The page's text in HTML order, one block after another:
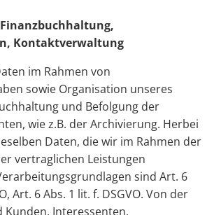
Kontaktverwaltung
im Rahmen von
sowie Organisation unseres
und Befolgung der
wie z.B. der Archivierung. Herbei
Daten, die wir im Rahmen der
vertraglichen Leistungen
sind Art. 6
Art. 6 Abs. 1 lit. f. DSGVO. Von der
Interessenten,